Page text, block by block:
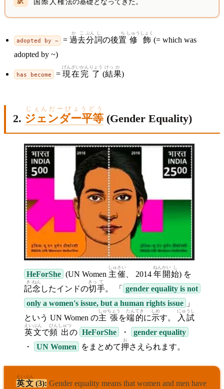
国際 人権法の基礎 となってきた。
adopted by ~ = 過去
かこ
分
ぶん
詞
し
の後置
ち
修
しゅう
飾
しょく
(= which was
adopted by ~)
has become = 現
げん
在
ざい
完
かん
了
りょう
(結
けっ
果
か
)
2. ジェンダー平等
じぇんだーびょうどう
(Gender Equality)
HeForShe (UN Women 主
しゅ
催
さい
、 2014 年
ねん
開
かい
始
し
) を
記
き
念
ねん
したインドの切
きっ
手
て
。 「
gender equality is not
only a women's issue, but a human rights issue 」
という UN Women の主
しゅ
張
ちょう
を端
たん
的
てき
に示
しめ
す。 入試
にゅうし
英文
えいぶん
で頻
ひん
出
しゅつ
の HeForShe ・
gender equality
・
UN Women をまとめて押
お
さえられます。
英文
えいぶん
(3): Gender equality means that women and men have